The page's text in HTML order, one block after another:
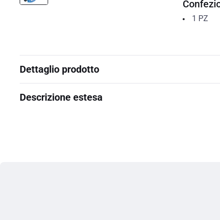
1 PZ
Dettaglio prodotto
Descrizione estesa